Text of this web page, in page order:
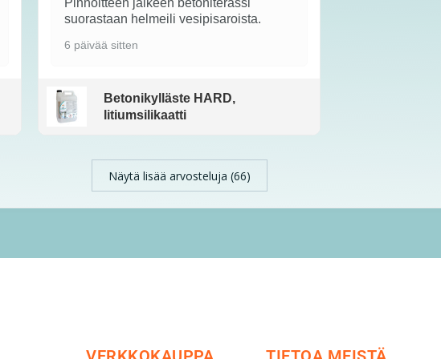
Pinnoitteen jälkeen betoniterassi
suorastaan helmeili vesipisaroista.
6 päivää sitten
Betonikylläste HARD,
litiumsilikaatti
Näytä lisää arvosteluja (66)